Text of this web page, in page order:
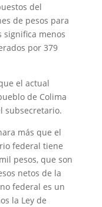
del
de pesos para
significa menos
por 379
el actual
de Colima
subsecretario.
más que el
federal tiene
pesos, que son
netos de la
federal es un
la Ley de